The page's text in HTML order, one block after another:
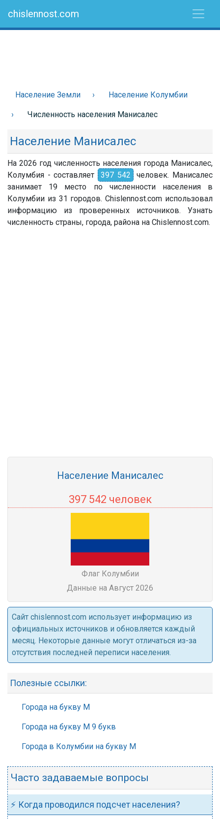
chislennost.com
Население Земли Население Колумбии
Численность населения Манисалес
Население Манисалес
На 2026 год численность населения города Манисалес,
Колумбия - составляет
397 542 человек. Манисалес
занимает 19 место по численности населения в
Колумбии из 31 городов. Chislennost.com использовал
информацию из проверенных источников. Узнать
численность страны, города, района на Chislennost.com.
Население Манисалес
397 542 человек
Флаг Колумбии
Данные на Август 2026
Cайт chislennost.com использует информацию из
официальных источников и обновляется каждый
месяц. Некоторые данные могут отличаться из-за
отсутствия последней переписи населения.
Полезные ссылки:
Города на букву М
Города на букву М 9 букв
Города в Колумбии на букву М
Часто задаваемые вопросы
⚡ Когда проводился подсчет населения?